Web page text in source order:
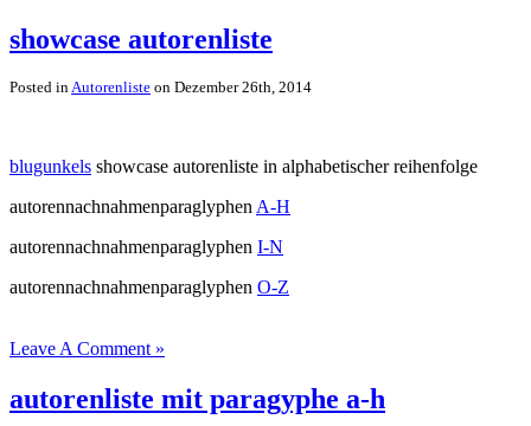
showcase autorenliste
Posted inAutorenliste on Dezember 26th, 2014
blugunkels showcase autorenliste in alphabetischer reihenfolge
autorennachnahmenparaglyphenA-H
autorennachnahmenparaglyphen I-N
autorennachnahmenparaglyphen O-Z
Leave A Comment »
autorenliste mit paragyphe a-h